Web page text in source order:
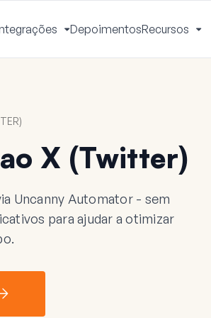
Alternar
Menu
DepoimentosRecursos
X (Twitter)
Uncanny Automator - sem
para ajudar a otimizar